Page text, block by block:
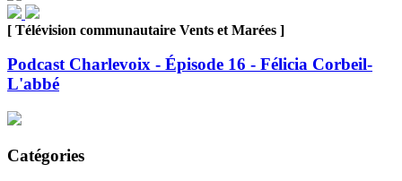
[ Télévision communautaire Vents et Marées ]
Podcast Charlevoix - Épisode 16 - Félicia Corbeil-
L'abbé
Catégories